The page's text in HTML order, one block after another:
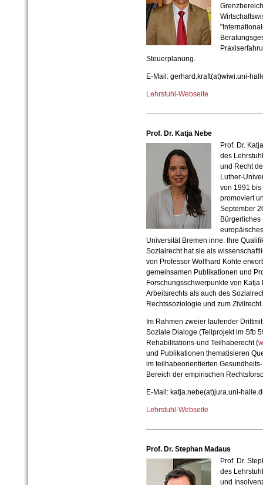
Steuerplanung.
E-Mail: gerhard.kraft(at)wiwi.uni-
Lehrstuhl-Webseite
Prof. Dr. Katja Nebe
Prof. Dr.
des
und Recht
Luther-
von 1991 bis
promoviert
September
Bürgerliches
Universität Bremen inne. Ihre
Sozialrecht hat sie als
von Professor Wolfhard Kohte
gemeinsamen Publikationen und
Forschungsschwerpunkte von
Arbeitsrechts als auch des
Rechtssoziologie und zum Zivilrecht.
Im Rahmen zweier laufender
Soziale Dialoge (Teilprojekt im Sfb
Rehabilitations-und Teilhaberecht (
und Publikationen thematisieren
im teilhabeorientierten
Bereich der empirischen
E-Mail: katja.nebe(at)jura.uni-
Lehrstuhl-Webseite
Prof. Dr. Stephan Madaus
Prof. Dr.
des
und